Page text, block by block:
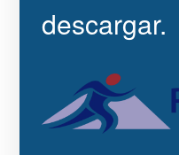
descargar.